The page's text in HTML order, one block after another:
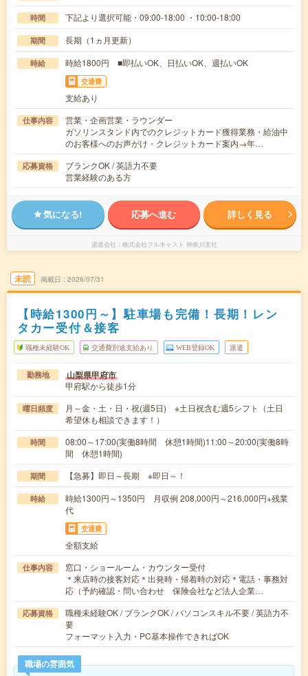
時間 下記より選択可能・09:00-18:00 ・10:00-18:00
期間 長期（1ヵ月更新）
時給 時給1800円 ■即払いOK、日払いOK、週払いOK
交通費
支給あり
仕事内容
営業・企画営業・ラウンダー
ガソリンスタンド内でのクレジットカード獲得業務・給油中
のお客様へのお声がけ・クレジットカード案内→年…
応募資格
ブランクOK / 英語力不要
営業経験のある方
気になる! 応募へ進む 詳しく見る
派遣会社 株式会社フルキャスト 神奈川支社
未読 掲載日 2026/07/31
【時給1300円～】駐車場も完備！長期！レン
タカー受付＆接客
職種未経験OK 交通費別途支給あり WEB登録OK 派遣
勤務地 山梨県甲府市
甲府駅から徒歩1分
曜日頻度
月～金・土・日・祝(週5日) ※土日祝含む週5シフト（土日
希望休も相談できます！）
時間
08:00～17:00(実働8時間 休憩1時間)11:00～20:00(実働8時
間 休憩1時間)
期間 【急募】即日～長期 ※即日～！
時給
時給1300円～1350円 月収例 208,000円～216,000円+残業
代
交通費
全額支給
仕事内容
窓口・ショールーム・カウンター受付
＊来店時の接客対応＊出発時・帰着時の対応＊電話・事務対
応（予約確認・問い合わせ 保険会社など法人企業…
応募資格
職種未経験OK / ブランクOK / パソコンスキル不要 / 英語力不
要
フォーマット入力・PC基本操作できればOK
職場の雰囲気